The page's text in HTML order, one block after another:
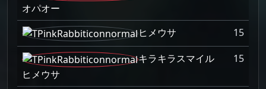
オパオー
ヒメウサ
15
キラキラスマイル
ヒメウサ
15